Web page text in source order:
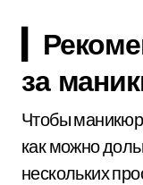
за
Чтобы
как можно
нескольких